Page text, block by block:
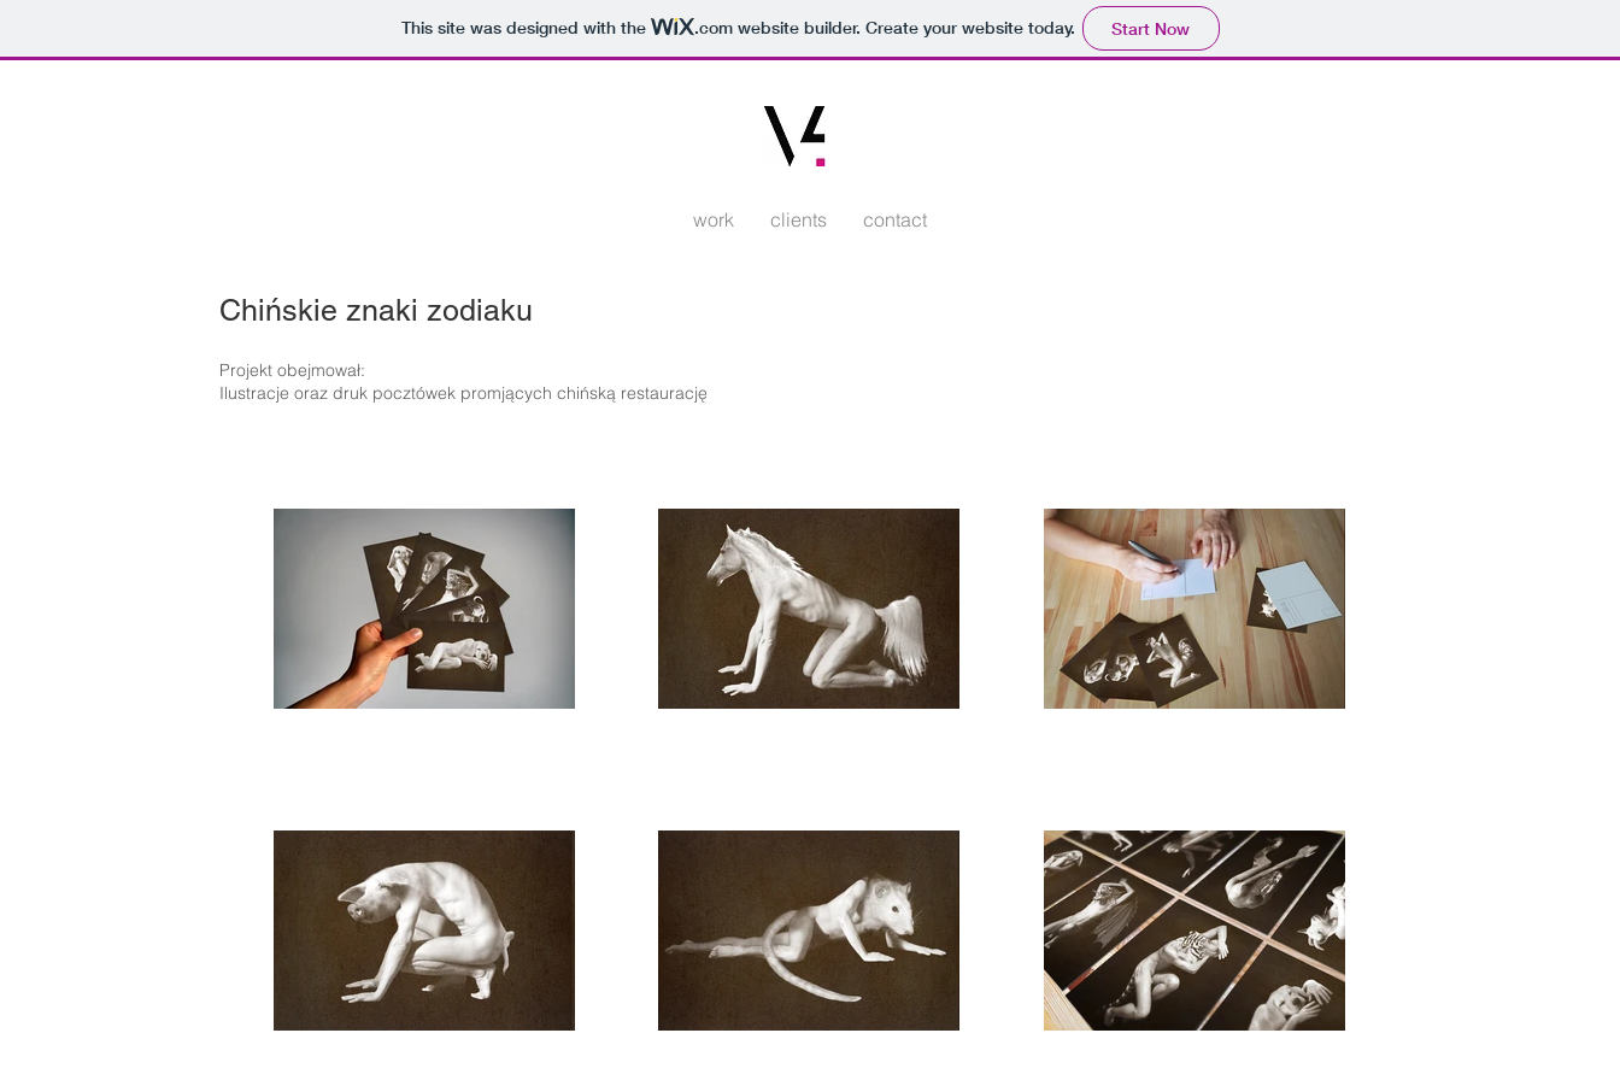
This site was designed with the .comwebsite builder. Create your website today. Start Now
work clients contact
Chińskie znaki zodiaku
Projekt obejmował:
Ilustracje oraz druk pocztówek promjących chińską restaurację